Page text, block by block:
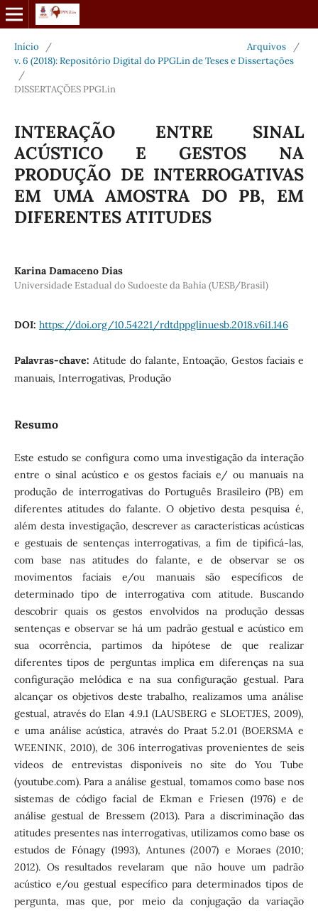
Início / Arquivos
/
v. 6 (2018): Repositório Digital do PPGLin de Teses e Dissertações
/
DISSERTAÇÕES PPGLin
INTERAÇÃO ENTRE SINAL
ACÚSTICO E GESTOS NA
PRODUÇÃO DE INTERROGATIVAS
EM UMA AMOSTRA DO PB, EM
DIFERENTES ATITUDES
Karina Damaceno Dias
Universidade Estadual do Sudoeste da Bahia (UESB/Brasil)
DOI: https://doi.org/10.54221/rdtdppglinuesb.2018.v6i1.146
Palavras-chave: Atitude do falante, Entoação, Gestos faciais e
manuais, Interrogativas, Produção
Resumo
Este estudo se configura como uma investigação da interação
entre o sinal acústico e os gestos faciais e/ ou manuais na
produção de interrogativas do Português Brasileiro (PB) em
diferentes atitudes do falante. O objetivo desta pesquisa é,
além desta investigação, descrever as características acústicas
e gestuais de sentenças interrogativas, a fim de tipificá-las,
com base nas atitudes do falante, e de observar se os
movimentos faciais e/ou manuais são específicos de
determinado tipo de interrogativa com atitude. Buscando
descobrir quais os gestos envolvidos na produção dessas
sentenças e observar se há um padrão gestual e acústico em
sua ocorrência, partimos da hipótese de que realizar
diferentes tipos de perguntas implica em diferenças na sua
configuração melódica e na sua configuração gestual. Para
alcançar os objetivos deste trabalho, realizamos uma análise
gestual, através do Elan 4.9.1 (LAUSBERG e SLOETJES, 2009),
e uma análise acústica, através do Praat 5.2.01 (BOERSMA e
WEENINK, 2010), de 306 interrogativas provenientes de seis
vídeos de entrevistas disponíveis no site do You Tube
(youtube.com). Para a análise gestual, tomamos como base nos
sistemas de código facial de Ekman e Friesen (1976) e de
análise gestual de Bressem (2013). Para a discriminação das
atitudes presentes nas interrogativas, utilizamos como base os
estudos de Fónagy (1993), Antunes (2007) e Moraes (2010;
2012). Os resultados revelaram que não houve um padrão
acústico e/ou gestual específico para determinados tipos de
pergunta, mas que, por meio da conjugação da variação